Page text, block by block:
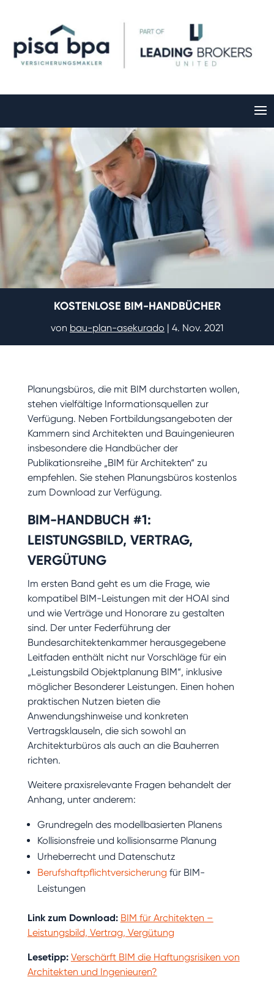
KOSTENLOSE BIM-HANDBÜCHER
von bau-plan-asekurado | 4. Nov. 2021
Planungsbüros, die mit BIM durchstarten wollen,
stehen vielfältige Informationsquellen zur
Verfügung. Neben Fortbildungsangeboten der
Kammern sind Architekten und Bauingenieuren
insbesondere die Handbücher der
Publikationsreihe „BIM für Architekten“ zu
empfehlen. Sie stehen Planungsbüros kostenlos
zum Download zur Verfügung.
BIM-HANDBUCH #1:
LEISTUNGSBILD, VERTRAG,
VERGÜTUNG
Im ersten Band geht es um die Frage, wie
kompatibel BIM-Leistungen mit der HOAI sind
und wie Verträge und Honorare zu gestalten
sind. Der unter Federführung der
Bundesarchitektenkammer herausgegebene
Leitfaden enthält nicht nur Vorschläge für ein
„Leistungsbild Objektplanung BIM“, inklusive
möglicher Besonderer Leistungen. Einen hohen
praktischen Nutzen bieten die
Anwendungshinweise und konkreten
Vertragsklauseln, die sich sowohl an
Architekturbüros als auch an die Bauherren
richten.
Weitere praxisrelevante Fragen behandelt der
Anhang, unter anderem:
Grundregeln des modellbasierten Planens
Kollisionsfreie und kollisionsarme Planung
Urheberrecht und Datenschutz
Berufshaftpflichtversicherung für BIM-
Leistungen
Link zum Download: BIM für Architekten –
Leistungsbild, Vertrag, Vergütung
Lesetipp: Verschärft BIM die Haftungsrisiken von
Architekten und Ingenieuren?